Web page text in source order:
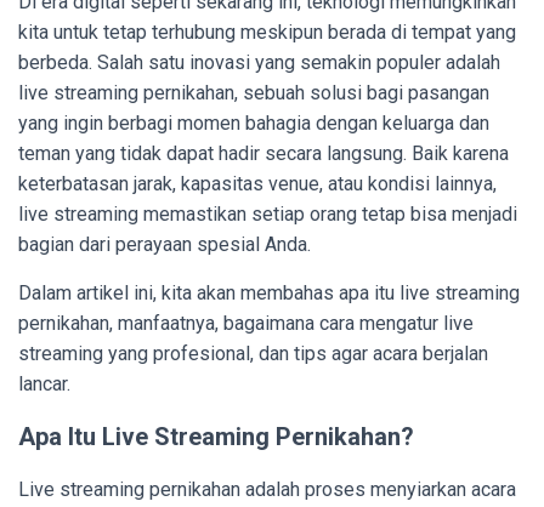
kita untuk tetap terhubung meskipun berada di tempat yang
berbeda. Salah satu inovasi yang semakin populer adalah
live streaming pernikahan, sebuah solusi bagi pasangan
yang ingin berbagi momen bahagia dengan keluarga dan
teman yang tidak dapat hadir secara langsung. Baik karena
keterbatasan jarak, kapasitas venue, atau kondisi lainnya,
live streaming memastikan setiap orang tetap bisa menjadi
bagian dari perayaan spesial Anda.
Dalam artikel ini, kita akan membahas apa itu live streaming
pernikahan, manfaatnya, bagaimana cara mengatur live
streaming yang profesional, dan tips agar acara berjalan
lancar.
Apa Itu Live Streaming Pernikahan?
Live streaming pernikahan adalah proses menyiarkan acara